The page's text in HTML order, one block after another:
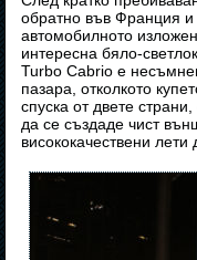
обратно във Франция
автомобилното
интересна бяло-
Turbo Cabrio е
пазара, отколкото
спуска от двете
да се създаде чист
висококачествени лети